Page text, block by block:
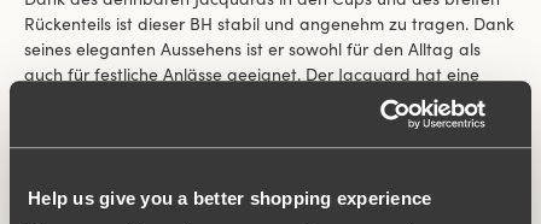
Help us give you a better shopping experience
Rückenteils ist dieser BH stabil und angenehm zu tragen. Dank
seines eleganten Aussehens ist er sowohl für den Alltag als
auch für festliche Anlässe geeignet. Der Jacquard hat eine
dezente Webstruktur und behält sein schönes Aussehen sehr
lange, da das Muster mit der Zeit nicht verblasst.